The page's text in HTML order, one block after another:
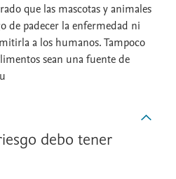
que las mascotas y animales
de padecer la enfermedad ni
a los humanos. Tampoco
sean una fuente de
debo tener